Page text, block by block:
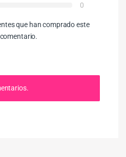
0
que han comprado este